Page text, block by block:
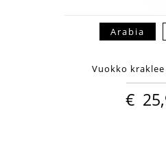
Arabia
Vuokko
€